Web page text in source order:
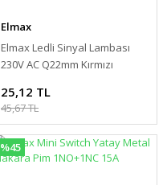
Elmax
Elmax Ledli Sinyal Lambası
230V AC Q22mm Kırmızı
25,12 TL
45,67 TL
%45